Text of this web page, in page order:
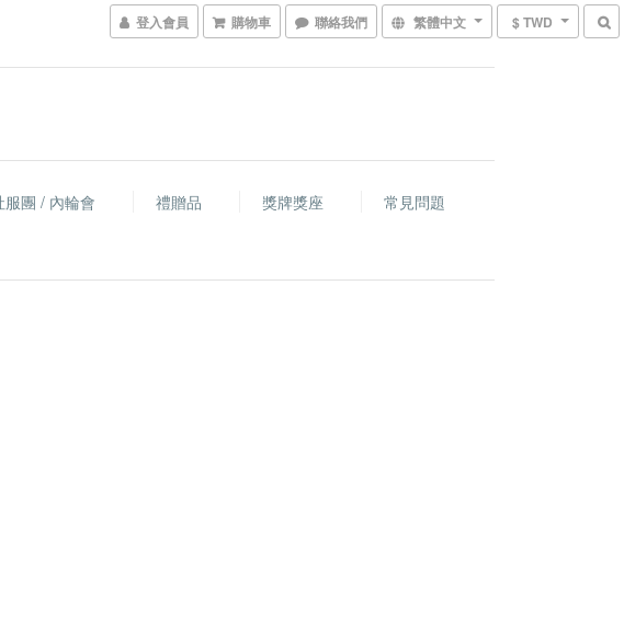
登入會員 購物車 聯絡我們 繁體中文 $ TWD
服團 / 內輪會 禮贈品 獎牌獎座
常見問題